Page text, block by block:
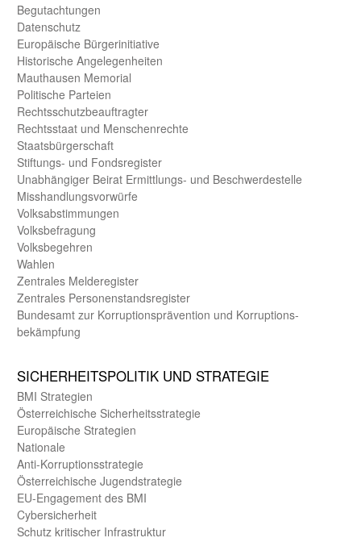
Begut­achtungen
Daten­schutz
Europäische Bürger­initiative
Historische Angelegen­heiten
Mauthausen Memorial
Politische Parteien
Rechts­schutz­beauftragter
Rechts­staat und Menschen­rechte
Staats­bürger­schaft
Stiftungs- und Fonds­register
Unab­hängiger Beirat Ermittlungs- und Beschwerde­stelle
Misshandlungs­vorwürfe
Volks­abstimmungen
Volks­befragung
Volks­begehren
Wahlen
Zentrales Melde­register
Zentrales Personen­stands­register
Bundes­amt zur Korrup­tions­prävention und Korrup­tions­
bekämpfung
SICHER­HEITS­POLITIK UND STRATEGIE
BMI Strategien
Öster­reichische Sicherheits­strategie
Europäische Strategien
Nationale
Anti-Korruptions­strategie
Öster­reichische Jugend­strategie
EU-Engagement des BMI
Cybersicherheit
Schutz kritischer Infra­struktur